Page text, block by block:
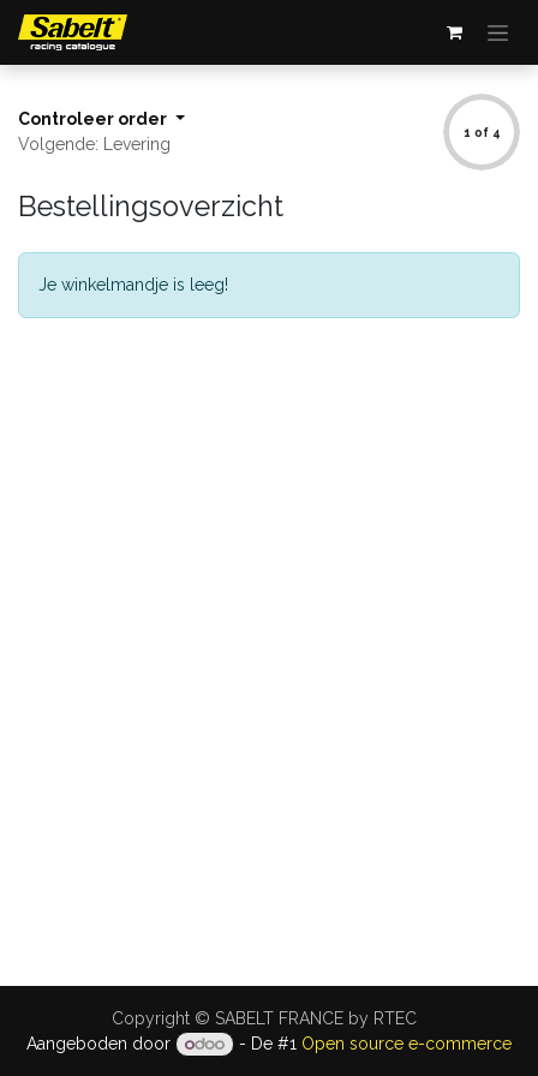
Overslaan naar inhoud
Controleer order
Volgende: Levering
1 of 4
Bestellingsoverzicht
Je winkelmandje is leeg!
Copyright © SABELT FRANCE by RTEC
Aangeboden door
- De #1 Open source e-commerce